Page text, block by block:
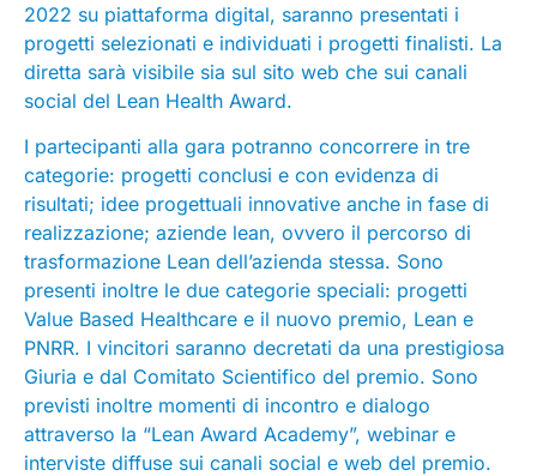
2022 su piattaforma digital, saranno presentati i
progetti selezionati e individuati i progetti finalisti. La
diretta sarà visibile sia sul sito web che sui canali
social del Lean Health Award.
I partecipanti alla gara potranno concorrere in tre
categorie: progetti conclusi e con evidenza di
risultati; idee progettuali innovative anche in fase di
realizzazione; aziende lean, ovvero il percorso di
trasformazione Lean dell’azienda stessa. Sono
presenti inoltre le due categorie speciali: progetti
Value Based Healthcare e il nuovo premio, Lean e
PNRR. I vincitori saranno decretati da una prestigiosa
Giuria e dal Comitato Scientifico del premio. Sono
previsti inoltre momenti di incontro e dialogo
attraverso la “Lean Award Academy”, webinar e
interviste diffuse sui canali social e web del premio.